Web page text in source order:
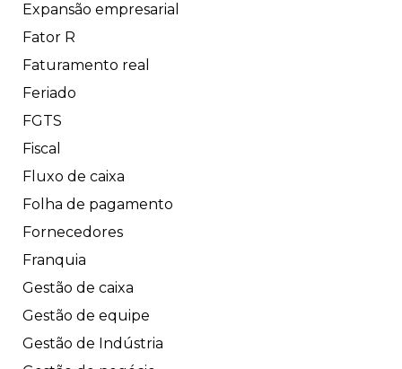
Expansão empresarial
Fator R
Faturamento real
Feriado
FGTS
Fiscal
Fluxo de caixa
Folha de pagamento
Fornecedores
Franquia
Gestão de caixa
Gestão de equipe
Gestão de Indústria